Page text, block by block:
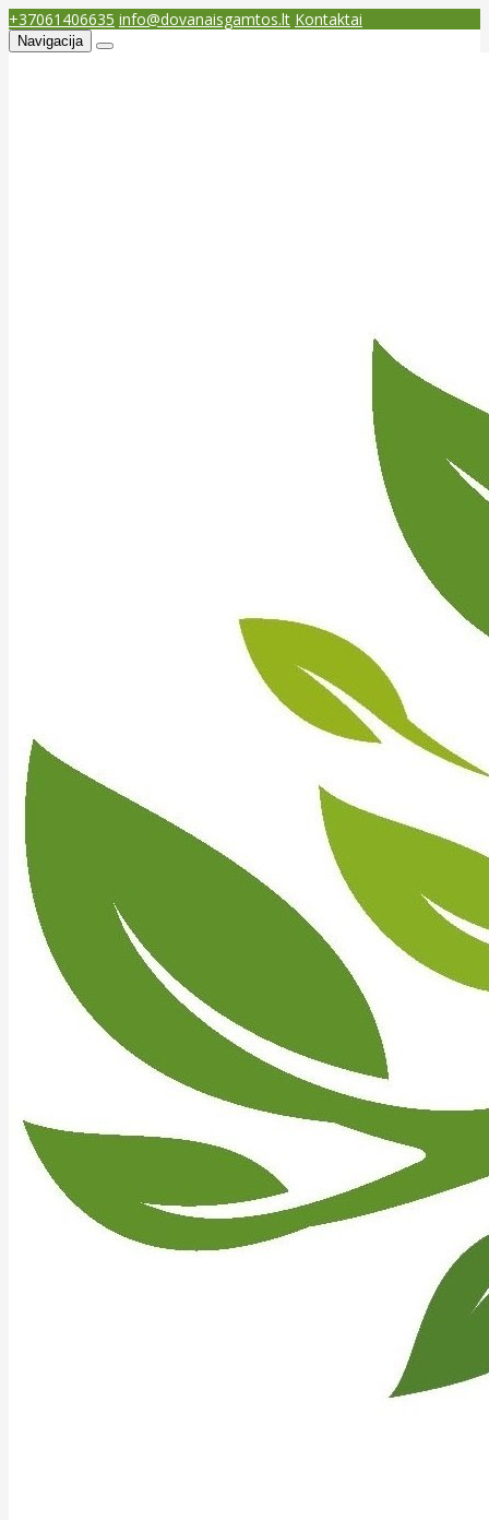
+37061406635 info@dovanaisgamtos.lt Kontaktai
Navigacija